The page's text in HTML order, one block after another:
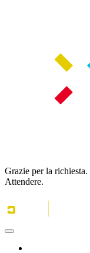
Grazie per la richiesta.
Attendere.